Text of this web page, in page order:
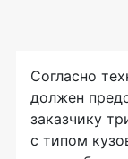
Согласно
должен
заказчику
с типом